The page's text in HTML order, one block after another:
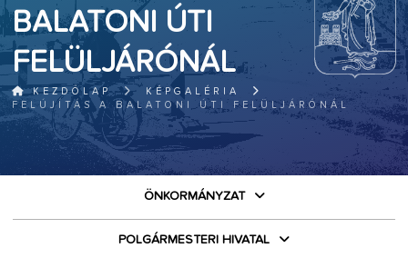
BALATONI ÚTI
FELÜLJÁRÓNÁL
KEZDŐLAP
KÉPGALÉRIA
FELÚJÍTÁS A BALATONI ÚTI FELÜLJÁRÓNÁL
ÖNKORMÁNYZAT
POLGÁRMESTERI HIVATAL